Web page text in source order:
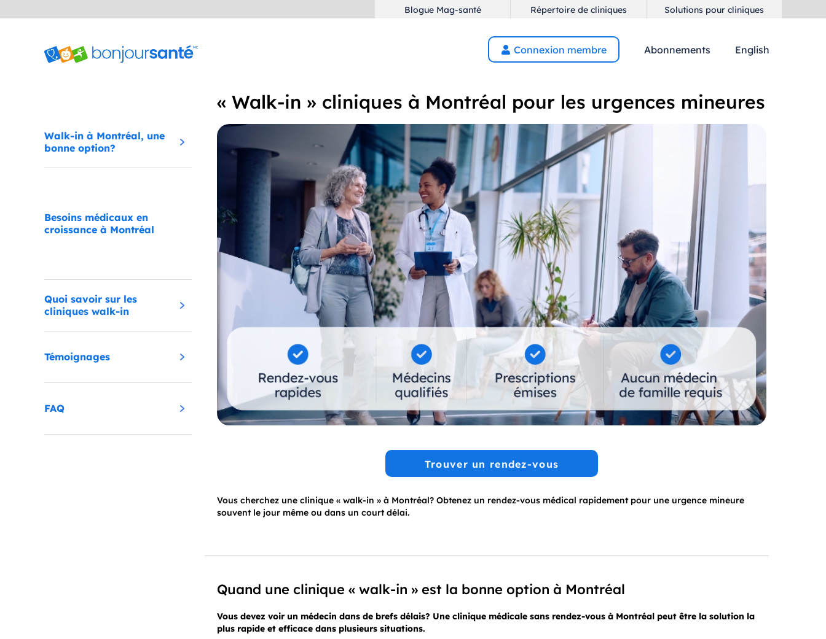
Blogue Mag-santé Répertoire de cliniques Solutions pour cliniques
 Connexion membre Abonnements English
Walk-in à Montréal, une
bonne option?
Besoins médicaux en
croissance à Montréal
Quoi savoir sur les
cliniques walk-in
Témoignages
FAQ
« Walk-in » cliniques à Montréal pour les urgences mineures
Trouver un rendez-vous
Vous cherchez une clinique « walk-in » à Montréal? Obtenez un rendez-vous médical rapidement pour une urgence mineure
souvent le jour même ou dans un court délai.
Quand une clinique « walk-in » est la bonne option à Montréal
Vous devez voir un médecin dans de brefs délais? Une clinique médicale sans rendez-vous à Montréal peut être la solution la
plus rapide et efficace dans plusieurs situations.